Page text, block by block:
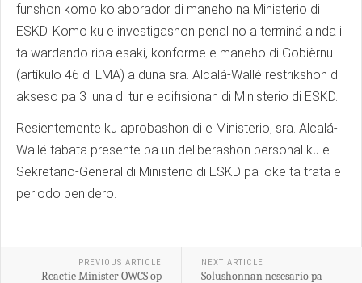
funshon komo kolaborador di maneho na Ministerio di
ESKD. Komo ku e investigashon penal no a terminá ainda i
ta wardando riba esaki, konforme e maneho di Gobièrnu
(artíkulo 46 di LMA) a duna sra. Alcalá-Wallé restrikshon di
akseso pa 3 luna di tur e edifisionan di Ministerio di ESKD.
Resientemente ku aprobashon di e Ministerio, sra. Alcalá-
Wallé tabata presente pa un deliberashon personal ku e
Sekretario-General di Ministerio di ESKD pa loke ta trata e
periodo benidero.
PREVIOUS ARTICLE
Reactie Minister OWCS op
NEXT ARTICLE
Solushonnan nesesario pa